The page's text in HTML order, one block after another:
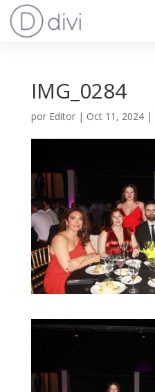
IMG_0284
por Editor| Oct 11, 2024|